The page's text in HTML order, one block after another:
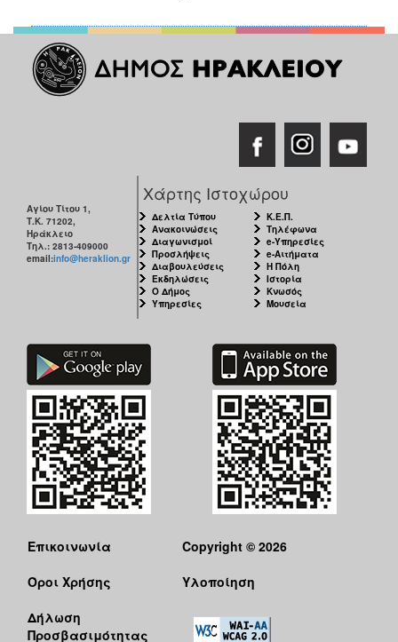
Αγίου Τίτου 1,
Τ.Κ. 71202,
Ηράκλειο
Τηλ.: 2813-409000
email:info@heraklion.gr
Χάρτης Ιστοχώρου
Δελτία Τύπου
Ανακοινώσεις
Διαγωνισμοί
Προσλήψεις
Διαβουλεύσεις
Εκδηλώσεις
Ο Δήμος
Υπηρεσίες
Κ.Ε.Π.
Τηλέφωνα
e-Υπηρεσίες
e-Αιτήματα
Η Πόλη
Ιστορία
Κνωσός
Μουσεία
Επικοινωνία
Όροι Χρήσης
Δήλωση
Προσβασιμότητας
Copyright © 2026
Υλοποίηση